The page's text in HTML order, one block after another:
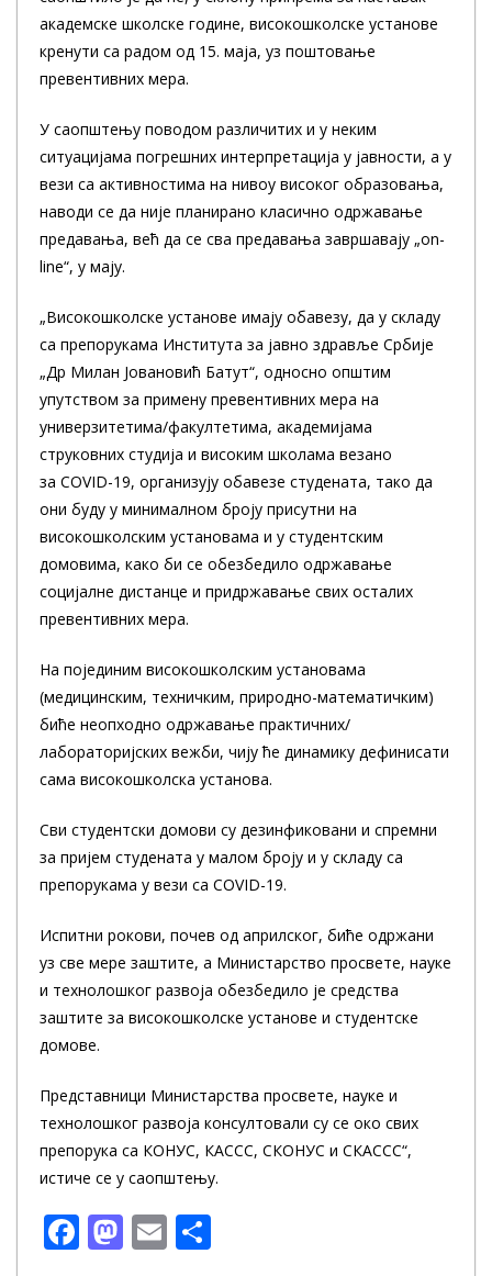
академске школске године, високошколске установе
кренути са радом од 15. маја, уз поштовање
превентивних мера.
У саопштењу поводом различитих и у неким
ситуацијама погрешних интерпретација у јавности, а у
вези са активностима на нивоу високог образовања,
наводи се да није планирано класично одржавање
предавања, већ да се сва предавања завршaвају „on-
line“, у мају.
„Високошколске установе имају обавезу, да у складу
са препорукама Института за јавно здравље Србије
„Др Милан Јовановић Батут“, односно општим
упутством за примену превентивних мера на
универзитетима/факултетима, академијама
струковних студија и високим школама везано
за COVID-19, организују обавезе студената, тако да
они буду у минималном броју присутни на
високошколским установама и у студентским
домовима, како би се обезбедило одржавање
социјалне дистанце и придржавање свих осталих
превентивних мера.
На појединим високошколским установама
(медицинским, техничким, природно-математичким)
биће неопходно одржавање практичних/
лабораторијских вежби, чију ће динамику дефинисати
сама високошколска установа.
Сви студентски домови су дезинфиковани и спремни
за пријем студената у малом броју и у складу са
препорукама у вези са COVID-19.
Испитни рокови, почев од априлског, биће одржани
уз све мере заштите, а Министарство просвете, науке
и технолошког развоја обезбедило је средства
заштите за високошколске установе и студентске
домове.
Представници Министарства просвете, науке и
технолошког развоја консултовали су се око свих
препорука са КОНУС, КАССС, СКОНУС и СКАССС“,
истиче се у саопштењу.
F M E